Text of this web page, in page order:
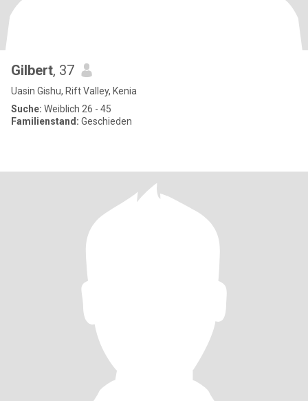
Gilbert, 37
Uasin Gishu, Rift Valley, Kenia
Suche: Weiblich 26 - 45
Familienstand: Geschieden